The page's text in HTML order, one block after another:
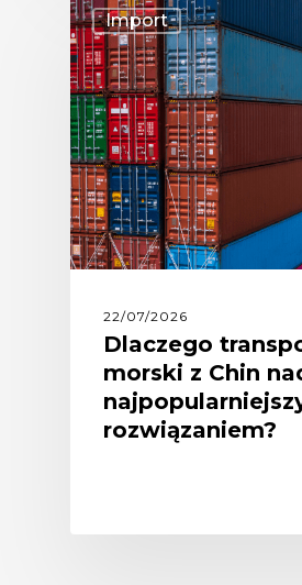
Import
22/07/2026
Dlaczego
morski z Chin
rozwiązaniem?